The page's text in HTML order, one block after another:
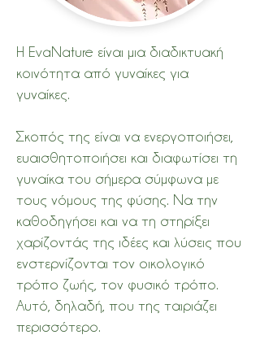
Η EvaNature είναι μια διαδικτυακή
κοινότητα από γυναίκες για
γυναίκες.
Σκοπός της είναι να ενεργοποιήσει,
ευαισθητοποιήσει και διαφωτίσει τη
γυναίκα του σήμερα σύμφωνα με
τους νόμους της φύσης. Να την
καθοδηγήσει και να τη στηρίξει
χαρίζοντάς της ιδέες και λύσεις που
ενστερνίζονται τον οικολογικό
τρόπο ζωής, τον φυσικό τρόπο.
Αυτό, δηλαδή, που της ταιριάζει
περισσότερο.